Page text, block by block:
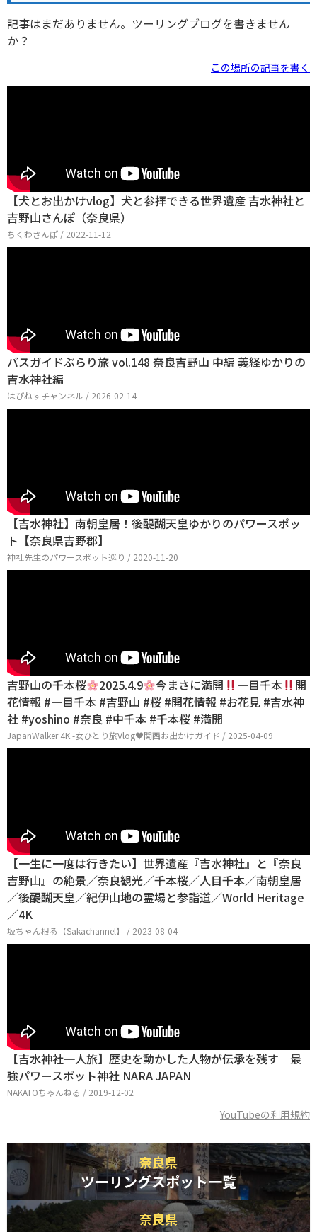
記事はまだありません。ツーリングブログを書きません
か？
この場所の記事を書く
【犬とお出かけvlog】犬と参拝できる世界遺産 吉水神社と
吉野山さんぽ（奈良県）
ちくわさんぽ / 2022-11-12
バスガイドぶらり旅 vol.148 奈良吉野山 中編 義経ゆかりの
吉水神社編
はぴねすチャンネル / 2026-02-14
【吉水神社】南朝皇居！後醍醐天皇ゆかりのパワースポッ
ト【奈良県吉野郡】
神社先生のパワースポット巡り / 2020-11-20
吉野山の千本桜 2025.4.9 今まさに満開 一目千本
開
花情報 #一目千本 #吉野山 #桜 #開花情報 #お花見 #吉水神
社 #yoshino #奈良 #中千本 #千本桜 #満開
JapanWalker 4K -女ひとり旅Vlog♥関西お出かけガイド / 2025-04-09
【一生に一度は行きたい】世界遺産『吉水神社』と『奈良
吉野山』の絶景／奈良観光／千本桜／人目千本／南朝皇居
／後醍醐天皇／紀伊山地の霊場と参詣道／World Heritage
／4K
坂ちゃん根る【Sakachannel】 / 2023-08-04
【吉水神社一人旅】歴史を動かした人物が伝承を残す 最
強パワースポット神社 NARA JAPAN
NAKATOちゃんねる / 2019-12-02
YouTubeの利用規約
奈良県
ツーリングスポット一覧
奈良県